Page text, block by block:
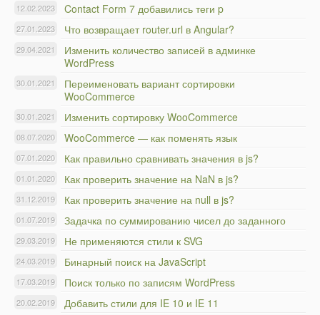
Contact Form 7 добавились теги p
12.02.2023
Что возвращает router.url в Angular?
27.01.2023
Изменить количество записей в админке
WordPress
29.04.2021
Переименовать вариант сортировки
WooCommerce
30.01.2021
Изменить сортировку WooCommerce
30.01.2021
WooCommerce — как поменять язык
08.07.2020
Как правильно сравнивать значения в js?
07.01.2020
Как проверить значение на NaN в js?
01.01.2020
Как проверить значение на null в js?
31.12.2019
Задачка по суммированию чисел до заданного
01.07.2019
Не применяются стили к SVG
29.03.2019
Бинарный поиск на JavaScript
24.03.2019
Поиск только по записям WordPress
17.03.2019
Добавить стили для IE 10 и IE 11
20.02.2019